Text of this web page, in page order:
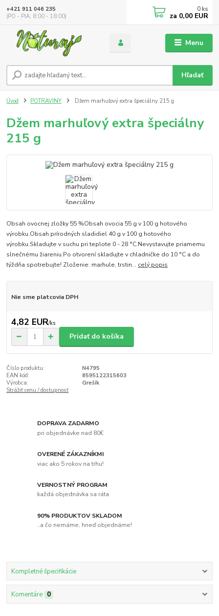
Menu
Hľadať
+421 911 046 235
(PO - PIA, 8:00 - 18:00)
0 ks
za 0,00 EUR
Úvod POTRAVINY Džem marhuľový extra špeciálny 215 g
Džem marhuľový extra špeciálny
215 g
Obsah ovocnej zložky 55 %Obsah ovocia 55 g v 100 g hotového
výrobku.Obsah prírodných sladidiel 40 g v 100 g hotového
výrobku.Skladujte v suchu pri teplote 0 - 28 °C.Nevystavujte priamemu
slnečnému žiareniu.Po otvorení skladujte v chladničke do 10 °C a do
týždňa spotrebujte! Zloženie: marhule, trstin... celý popis
Nie sme platcovia DPH
4,82 EUR/ks
Pridať do košíka
Číslo produktu:
N4795
EAN kód:
8595122315603
Výrobca:
Grešík
Strážiť cenu / dostupnosť
DOPRAVA ZADARMO
pri objednávke nad 80€
OVERENÉ ZÁKAZNÍKMI
viac ako 5 rokov na trhu!
VERNOSTNÝ PROGRAM
každá objednávka sa ráta
90% PRODUKTOV SKLADOM
..a čo nemáme, hneď objednáme!
Kompletné špecifikácie
Komentáre 0